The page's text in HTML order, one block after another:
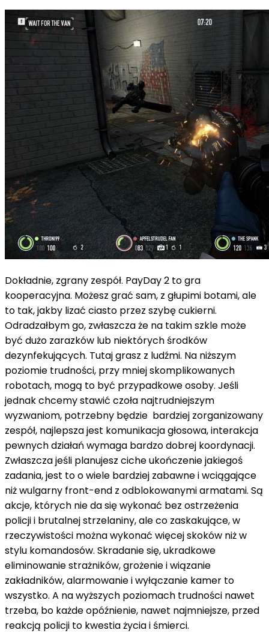
Dokładnie, zgrany zespół. PayDay 2 to gra
kooperacyjna. Możesz grać sam, z głupimi botami, ale
to tak, jakby lizać ciasto przez szybę cukierni.
Odradzałbym go, zwłaszcza że na takim szkle może
być dużo zarazków lub niektórych środków
dezynfekujących. Tutaj grasz z ludźmi. Na niższym
poziomie trudności, przy mniej skomplikowanych
robotach, mogą to być przypadkowe osoby. Jeśli
jednak chcemy stawić czoła najtrudniejszym
wyzwaniom, potrzebny będzie bardziej zorganizowany
zespół, najlepsza jest komunikacja głosowa, interakcja
pewnych działań wymaga bardzo dobrej koordynacji.
Zwłaszcza jeśli planujesz ciche ukończenie jakiegoś
zadania, jest to o wiele bardziej zabawne i wciągające
niż wulgarny front-end z odblokowanymi armatami. Są
akcje, których nie da się wykonać bez ostrzeżenia
policji i brutalnej strzelaniny, ale co zaskakujące, w
rzeczywistości można wykonać więcej skoków niż w
stylu komandosów. Skradanie się, ukradkowe
eliminowanie strażników, grożenie i wiązanie
zakładników, alarmowanie i wyłączanie kamer to
wszystko. A na wyższych poziomach trudności nawet
trzeba, bo każde opóźnienie, nawet najmniejsze, przed
reakcją policji to kwestia życia i śmierci.